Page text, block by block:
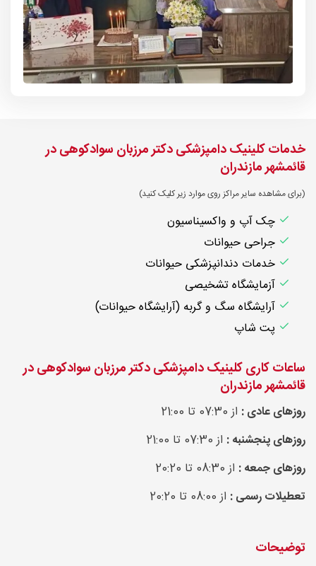
خدمات کلینیک دامپزشکی دکتر مرزبان سوادکوهی در
قائمشهر مازندران
(برای مشاهده سایر مراکز روی موارد زیر کلیک کنید)
چک آپ و واکسیناسیون
جراحی حیوانات
خدمات دندانپزشکی حیوانات
آزمایشگاه تشخیصی
آرایشگاه سگ و گربه (آرایشگاه حیوانات)
پت شاپ
ساعات کاری کلینیک دامپزشکی دکتر مرزبان سوادکوهی در
قائمشهر مازندران
روزهای عادی : از 07:30 تا 21:00
روزهای پنجشنبه : از 07:30 تا 21:00
روزهای جمعه : از 08:30 تا 20:20
تعطیلات رسمی : از 08:00 تا 20:20
توضیحات